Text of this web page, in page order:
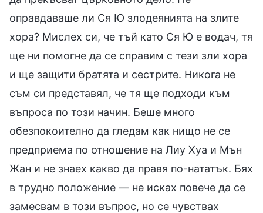
оправдаваше ли Ся Ю злодеянията на злите
хора? Мислех си, че тъй като Ся Ю е водач, тя
ще ни помогне да се справим с тези зли хора
и ще защити братята и сестрите. Никога не
съм си представял, че тя ще подходи към
въпроса по този начин. Беше много
обезпокоително да гледам как нищо не се
предприема по отношение на Лиу Хуа и Мън
Жан и не знаех какво да правя по-нататък. Бях
в трудно положение — не исках повече да се
замесвам в този въпрос, но се чувствах